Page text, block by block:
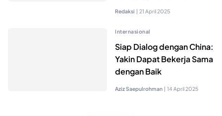
Redaksi | 21 April 2025
Internasional
Siap Dialog dengan China:
Yakin Dapat Bekerja Sama
dengan Baik
Aziz Saepulrohman | 14 April 2025